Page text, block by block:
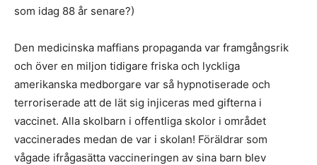
som idag 88 år senare?)
Den medicinska maffians propaganda var framgångsrik
och över en miljon tidigare friska och lyckliga
amerikanska medborgare var så hypnotiserade och
terroriserade att de lät sig injiceras med gifterna i
vaccinet. Alla skolbarn i offentliga skolor i området
vaccinerades medan de var i skolan! Föräldrar som
vågade ifrågasätta vaccineringen av sina barn blev